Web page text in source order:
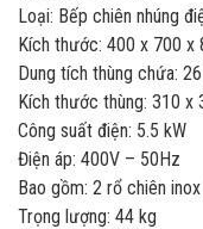
Loại: Bếp chiên nhúng
Kích thước: 400 x 700 x
Dung tích thùng chứa:
Kích thước thùng: 310 x
Công suất điện: 5.5 kW
Điện áp: 400V – 50Hz
Bao gồm: 2 rổ chiên
Trọng lượng: 44 kg